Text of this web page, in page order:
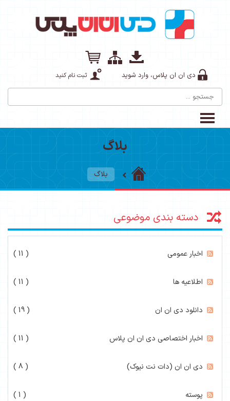
دی ان ان پلاس، وارد شوید ثبت نام کنید
بلاگ
بلاگ
دسته بندی موضوعی
اخبار عمومی ( 11 )
اطلاعیه ها ( 11 )
دانلود دی ان ان ( 19 )
اخبار اختصاصی دی ان ان پلاس ( 11 )
دی ان ان (دات نت نیوک) ( 8 )
پوسته ( 1 )